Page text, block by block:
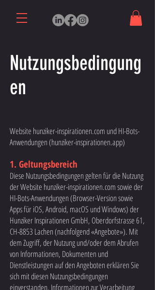
Nutzungsbedingung
en
Website hunziker-inspirationen.com und HI-Bots-
Anwendungen (hunziker-inspirationen.app)
1. Geltungsbereich
Diese Nutzungsbedingungen gelten für die Nutzung
der Website hunziker-inspirationen.com sowie der
HI-Bots-Anwendungen (Browser-Version sowie
Apps für iOS, Android, macOS und Windows) der
Hunziker Inspirationen GmbH, Oberdorfstrasse 61,
CH-8853 Lachen (nachfolgend «Angebote»). Mit
dem Zugriff, der Nutzung und/oder dem Abrufen
von Informationen, Dokumenten und
Dienstleistungen auf den Angeboten erklären Sie
sich mit diesen Nutzungsbedingungen
einverstanden. Informationen zur Verarbeitung